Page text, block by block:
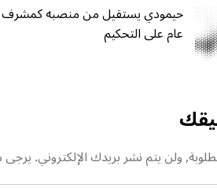
حيمودي يستقيل من منصبه كمشرف
عام على التحكيم
ولن يتم نشر بريدك الإلكتروني. يرجى